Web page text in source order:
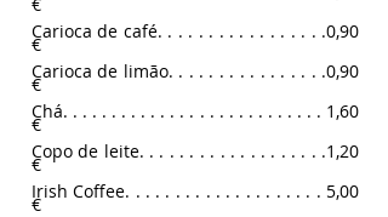
Carioca de café. . . . . . . . . . . . . . . . .0,90
€
Carioca de limão. . . . . . . . . . . . . . . .0,90
€
Chá. . . . . . . . . . . . . . . . . . . . . . . . . . . 1,60
€
Copo de leite. . . . . . . . . . . . . . . . . . .1,20
€
Irish Coffee. . . . . . . . . . . . . . . . . . . . 5,00
€